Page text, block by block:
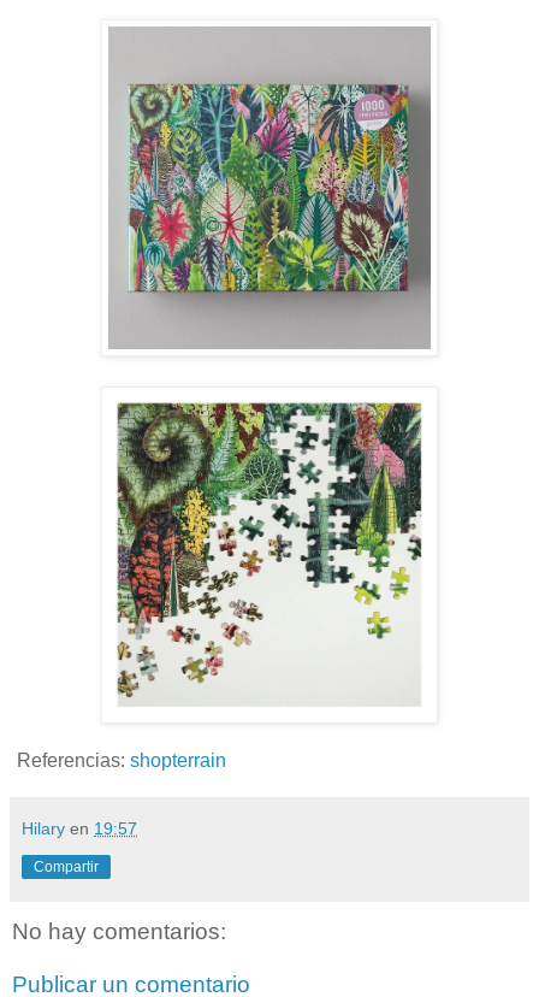
Referencias: shopterrain
Hilary en 19:57
Compartir
No hay comentarios:
Publicar un comentario